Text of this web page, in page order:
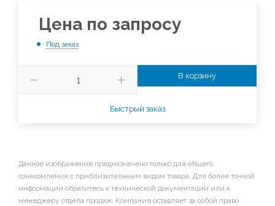
Цена по запросу
Под заказ
В корзину
Быстрый заказ
Данное изображение предназначено только для общего
ознакомления с приблизительным видом товара. Для более точной
информации обратитесь к технической документации или к
менеджеру отдела продаж. Компания оставляет за собой право